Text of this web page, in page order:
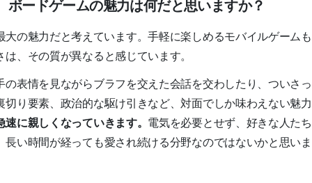
ボードゲームの魅力は何だと思いますか？
大の魅力だと考えています。手軽に楽しめるモバイルゲーム
、その質が異なると感じています。
の表情を見ながらブラフを交えた会話を交わしたり、ついさ
切り要素、政治的な駆け引きなど、対面でしか味わえない魅
速に親しくなっていきます。 電気を必要とせず、好きな人た
長い時間が経っても愛され続ける分野なのではないかと思い